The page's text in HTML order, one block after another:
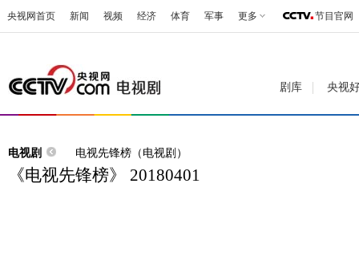
央视网首页 新闻 视频 经济 体育 军事 更多 节目官网
剧库 央视
电视剧 电视先锋榜（电视剧）
《电视先锋榜》 20180401